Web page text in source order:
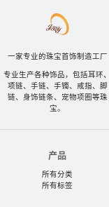
一家专业的珠宝首饰制造工厂
专业生产各种饰品，包括耳环、
项链、手链、手镯、戒指、脚
链、身饰链条、宠物项圈等珠
宝。
产品
所有分类
所有标签